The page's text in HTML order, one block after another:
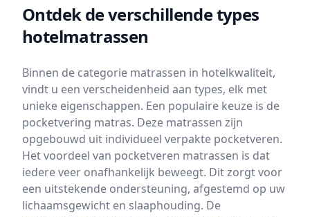
Ontdek de verschillende types
hotelmatrassen
Binnen de categorie matrassen in hotelkwaliteit,
vindt u een verscheidenheid aan types, elk met
unieke eigenschappen. Een populaire keuze is de
pocketvering matras. Deze matrassen zijn
opgebouwd uit individueel verpakte pocketveren.
Het voordeel van pocketveren matrassen is dat
iedere veer onafhankelijk beweegt. Dit zorgt voor
een uitstekende ondersteuning, afgestemd op uw
lichaamsgewicht en slaaphouding. De